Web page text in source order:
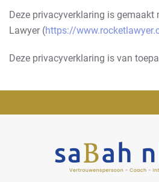
Deze privacyverklaring is gemaakt
Lawyer (https://
Deze privacyverklaring is van